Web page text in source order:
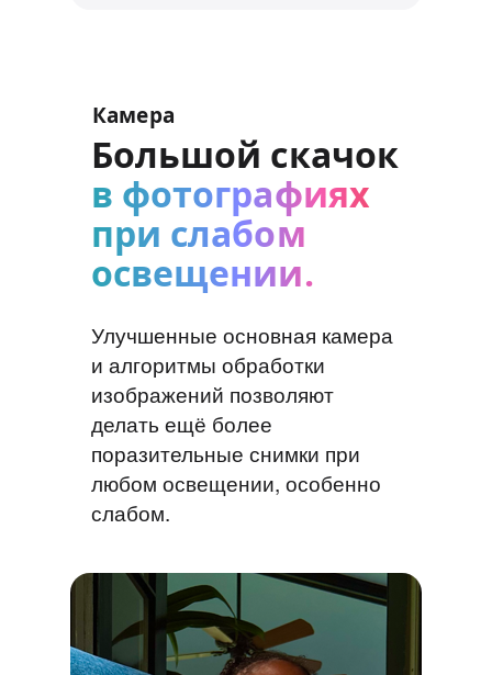
Камера
Большой скачок
в фотографиях
при слабом
освещении.
Улучшенные основная камера
и алгоритмы обработки
изображений позволяют
делать ещё более
поразительные снимки при
любом освещении, особенно
слабом.